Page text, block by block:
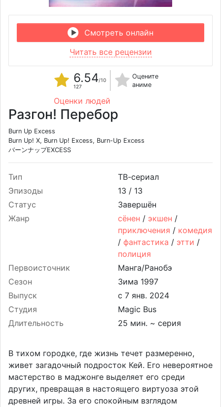
Смотреть онлайн
Читать все рецензии
6.54/10
127
Оцените
аниме
Оценки людей
Разгон! Перебор
Burn Up Excess
Burn Up! X, Burn Up! Excess, Burn-Up Excess
バーンナップEXCESS
Тип
ТВ-сериал
Эпизоды
13 / 13
Статус
Завершён
Жанр
сёнен / экшен /
приключения / комедия
/ фантастика / этти /
полиция
Первоисточник
Манга/Ранобэ
Сезон
Зима 1997
Выпуск
Студия
Magic Bus
Длительность
25 мин. ~ серия
В тихом городке, где жизнь течет размеренно,
живет загадочный подросток Кей. Его невероятное
мастерство в маджонге выделяет его среди
других, превращая в настоящего виртуоза этой
древней игры. За его спокойным взглядом